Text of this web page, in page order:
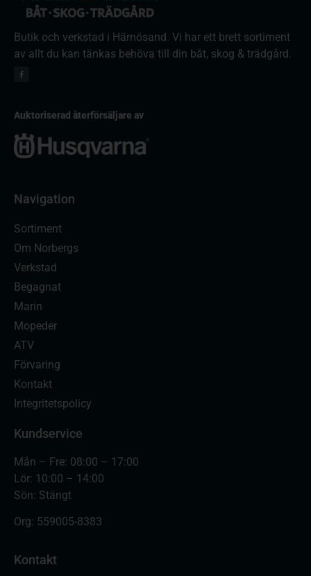
Butik och verkstad i Härnösand. Vi har ett brett sortiment
av allt du kan tänkas behöva till din båt, skog & trädgård.
Auktoriserad återförsäljare av
Navigation
Sortiment
Om Norbergs
Verkstad
Begagnat
Marin
Mopeder
ATV
Förvaring
Kontakt
Integritetspolicy
Kundservice
Mån – Fre: 08:00 – 17:00
Lör: 10:00 – 14:00
Sön: Stängt
Org: 559005-8383
Kontakt